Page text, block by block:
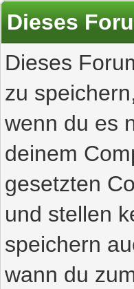
Dieses
Dieses
zu
wenn du es
deinem
gesetzten
und stellen
speichern
wann du